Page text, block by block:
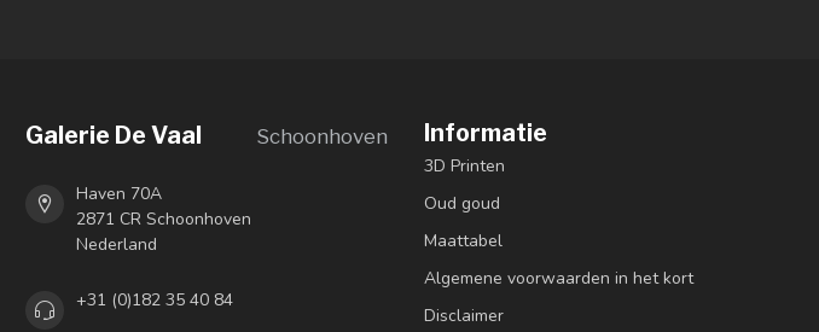
Galerie De Vaal Schoonhoven
Haven 70A
2871 CR Schoonhoven
Nederland
+31 (0)182 35 40 84
Informatie
3D Printen
Oud goud
Maattabel
Algemene voorwaarden in het kort
Disclaimer